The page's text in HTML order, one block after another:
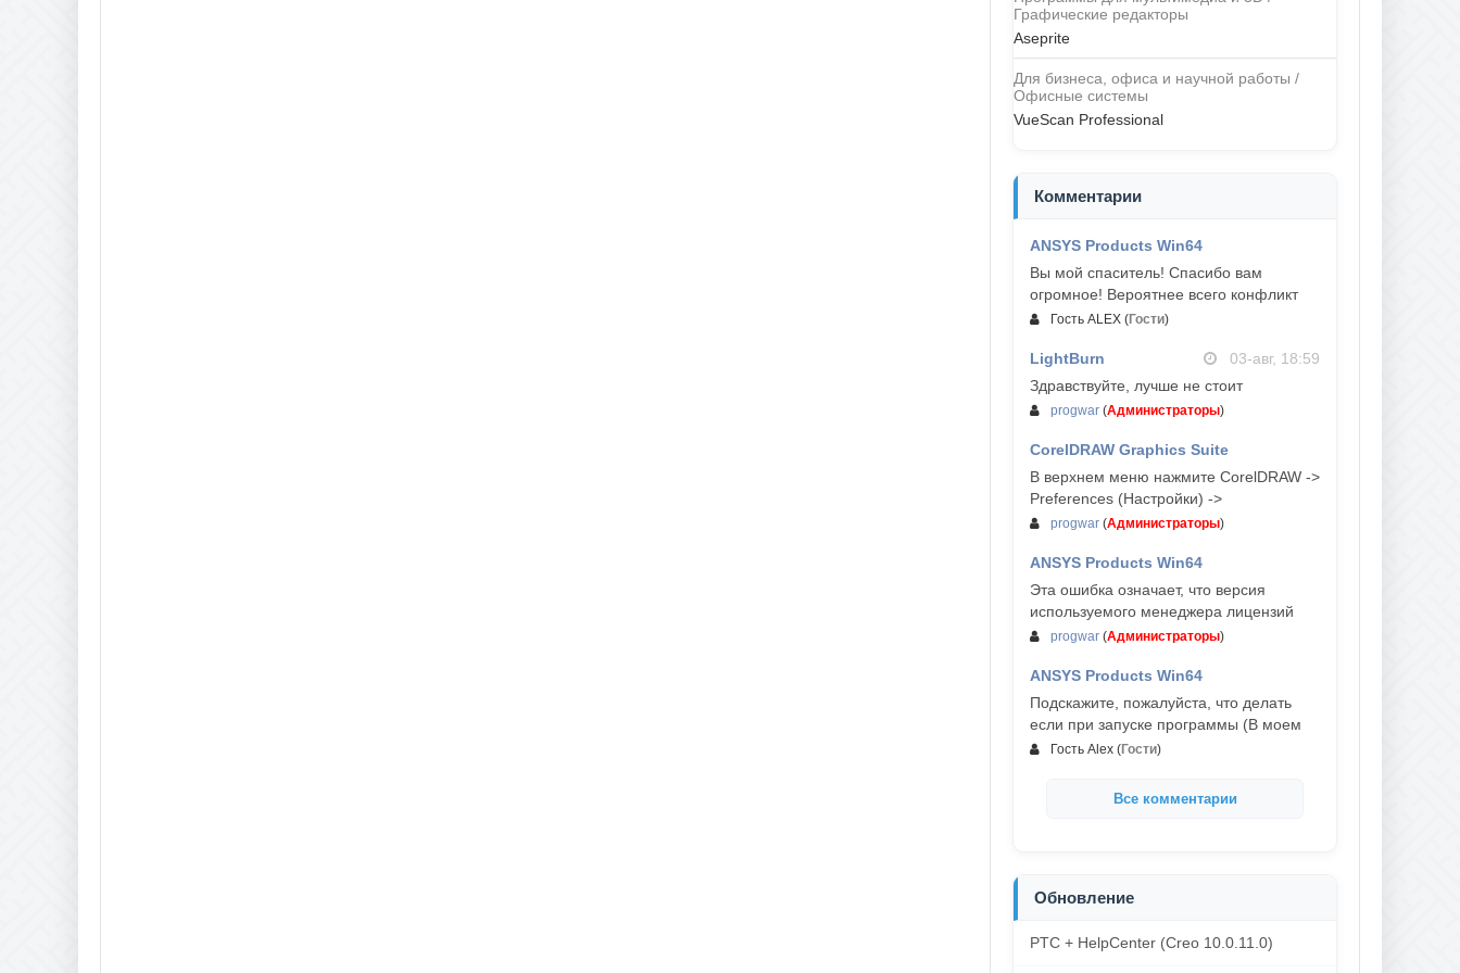
Графические редакторы
Aseprite
Для бизнеса, офиса и научной работы /
Офисные системы
VueScan Professional
Комментарии
ANSYS Products Win64
Вы мой спаситель! Спасибо вам
огромное! Вероятнее всего конфликт
Гость ALEX (Гости)
LightBurn
03-авг, 18:59
Здравствуйте, лучше не стоит
progwar (Администраторы)
CorelDRAW Graphics Suite
03-авг, 18:58
В верхнем меню нажмите CorelDRAW ->
Preferences (Настройки) ->
progwar (Администраторы)
ANSYS Products Win64
Эта ошибка означает, что версия
используемого менеджера лицензий
progwar (Администраторы)
ANSYS Products Win64
Подскажите, пожалуйста, что делать
если при запуске программы (В моем
Гость Alex (Гости)
Все комментарии
Обновление
PTC + HelpCenter (Creo 10.0.11.0)